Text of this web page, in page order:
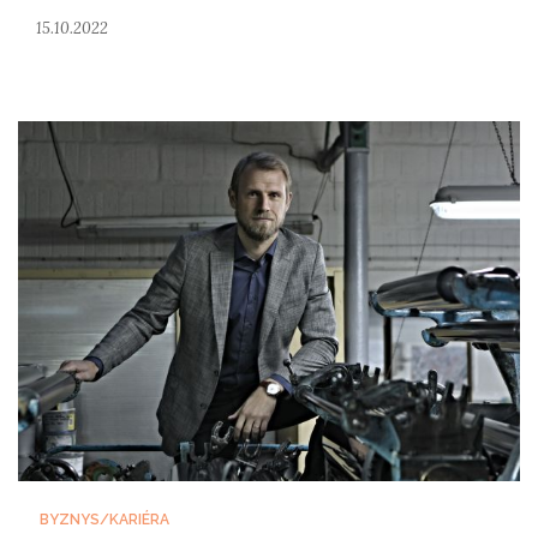
15.10.2022
BYZNYS/KARIÉRA